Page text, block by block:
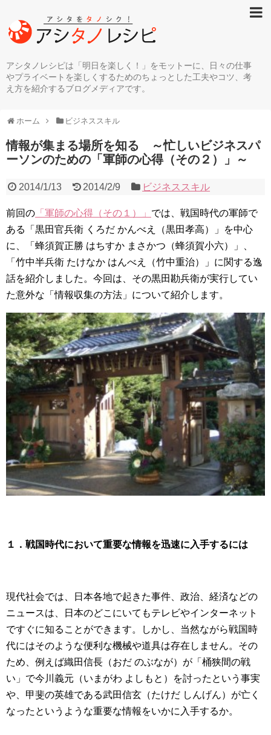
アシタノレシピは「明日を楽しく！」をモットーに、日々の仕事
やプライベートを楽しくするためのちょっとした工夫やコツ、考
え方を紹介するブログメディアです。
ホーム ビジネススキル
情報が集まる場所を知る ～忙しいビジネスパ
ーソンのための「軍師の心得（その２）」～
2014/1/13 2014/2/9 ビジネススキル
前回の 「軍師の心得（その１）」 では、戦国時代の軍師で
ある「黒田官兵衛 くろだ かんべえ（黒田孝高）」を中心
に、「蜂須賀正勝 はちすか まさかつ（蜂須賀小六）」、
「竹中半兵衛 たけなか はんべえ（竹中重治）」に関する逸
話を紹介しました。今回は、その黒田勘兵衛が実行してい
た意外な「情報収集の方法」について紹介します。
１．戦国時代において重要な情報を迅速に入手するには
現代社会では、日本各地で起きた事件、政治、経済などの
ニュースは、日本のどこにいてもテレビやインターネット
ですぐに知ることができます。しかし、当然ながら戦国時
代にはそのような便利な機械や道具は存在しません。その
ため、例えば織田信長（おだ のぶなが）が「桶狭間の戦
い」で今川義元（いまがわ よしもと）を討ったという事実
や、甲斐の英雄である武田信玄（たけだ しんげん）が亡く
なったというような重要な情報をいかに入手するか。